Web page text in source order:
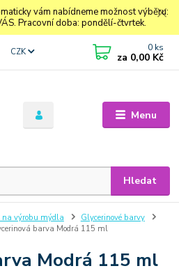
vám nabídneme možnost výběru:
Pracovní doba: pondělí-čtvrtek.
Menu
CZK
Hledat
0 ks
za 0,00 Kč
na výrobu mýdla
Glycerinové barvy
barva Modrá 115 ml
Modrá 115 ml